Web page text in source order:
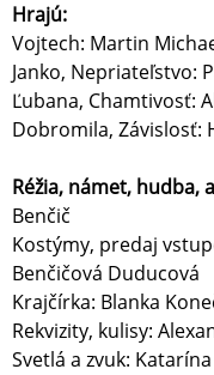
Hrajú:
Vojtech: Martin
Janko, Nepriateľstvo:
Ľubana, Chamtivosť:
Dobromila, Závislosť:
Réžia, námet, hudba,
Benčič
Kostýmy, predaj
Benčičová Duducová
Krajčírka: Blanka
Rekvizity, kulisy:
Svetlá a zvuk: